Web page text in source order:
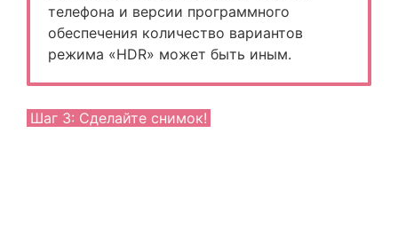
телефона и версии программного
обеспечения количество вариантов
режима «HDR» может быть иным.
Шаг 3: Сделайте снимок!